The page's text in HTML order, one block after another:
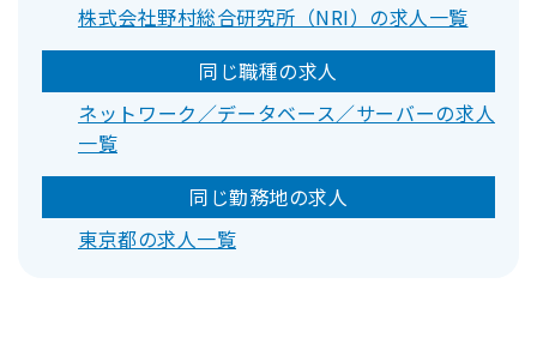
株式会社野村総合研究所（NRI）の求人一覧
同じ職種の求人
ネットワーク／データベース／サーバーの求人
一覧
同じ勤務地の求人
東京都の求人一覧